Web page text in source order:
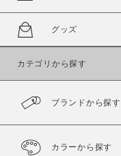
グッズ
カテゴリから探す
ブランドから探す
カラーから探す